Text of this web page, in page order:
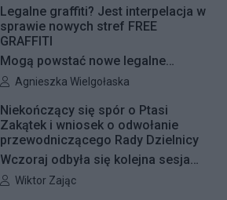
pojawią się jeszcze w tym roku.
Legalne graffiti? Jest interpelacja w
sprawie nowych stref FREE
GRAFFITI
Mogą powstać nowe legalne
miejsca do wykonywania graffiti.
interpelację, w której proponuje
wyznaczenie kolejnych stref FREE
GRAFFITI we współpracy z
Zarządem Dróg Miejskich.
Autor artykułu:
Agnieszka Wielgołaska
Niekończący się spór o Ptasi
Zakątek i wniosek o odwołanie
przewodniczącego Rady Dzielnicy
Wczoraj odbyła się kolejna sesja
poświęcona procedowaniu
Autor artykułu:
Wiktor Zając